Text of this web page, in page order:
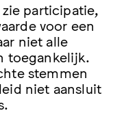
participatie,
voor een
niet alle
toegankelijk.
stemmen
niet aansluit